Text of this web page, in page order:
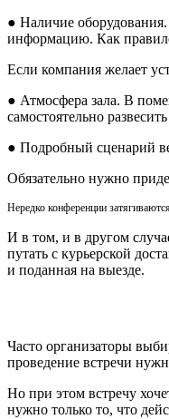
● Наличие оборудования.
информацию. Как
Если компания желает
● Атмосфера зала. В
самостоятельно
● Подробный сценарий
Обязательно нужно
Нередко конференции
И в том, и в другом
путать с курьерской
и поданная на выезде.
Часто организаторы
проведение встречи
Но при этом встречу
нужно только то, что